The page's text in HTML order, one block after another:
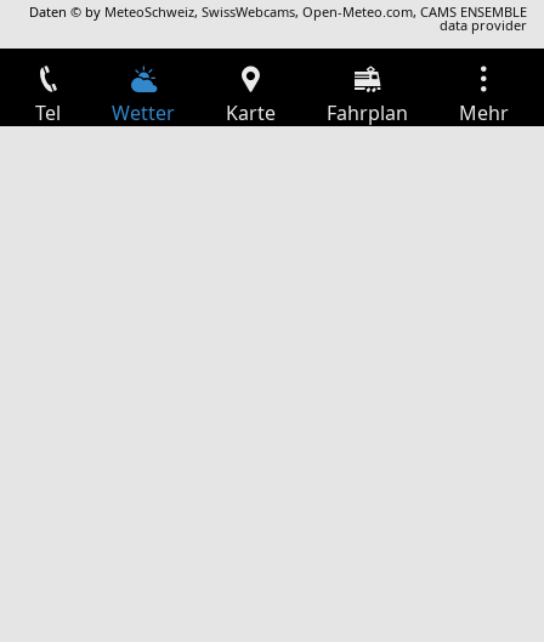
Daten © by MeteoSchweiz,SwissWebcams,Open-Meteo.com,CAMS ENSEMBLE
data provider
Tel Wetter Karte Fahrplan Mehr